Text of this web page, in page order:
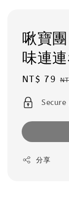
啾寶
味連
Sale
NT$ 79
分享